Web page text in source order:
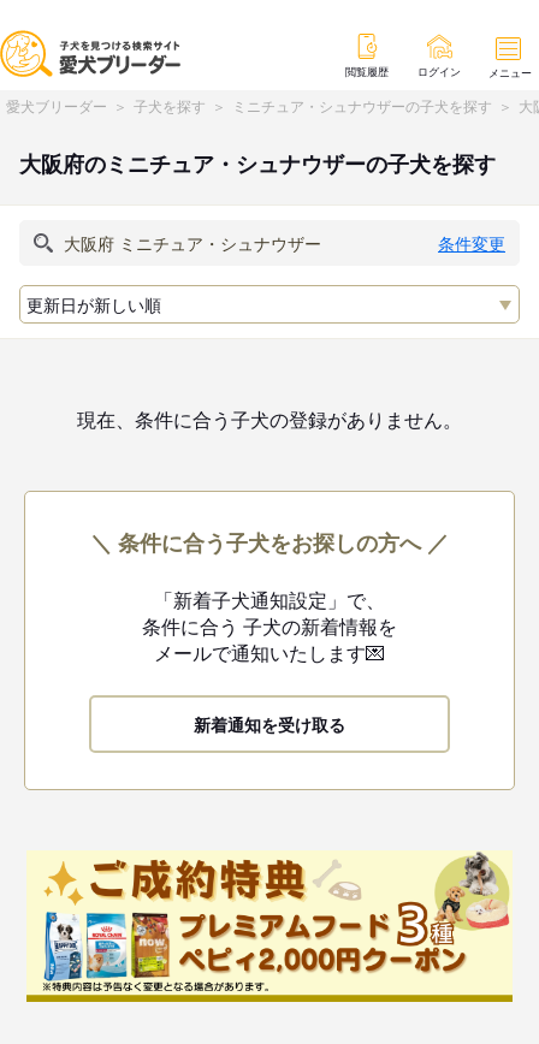
閲覧履歴 ログイン メニュー
愛犬ブリーダー 子犬を探す ミニチュア・シュナウザーの子犬を探す 大
大阪府のミニチュア・シュナウザーの子犬を探す
条件変更
現在、条件に合う子犬の登録がありません。
＼ 条件に合う子犬をお探しの方へ ／
「新着子犬通知設定」で、
条件に合う 子犬の新着情報を
メールで通知いたします💌
新着通知を受け取る